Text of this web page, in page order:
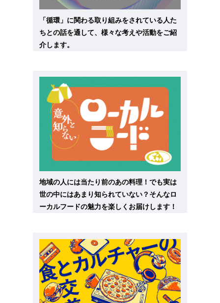
「循環」に関わる取り組みをされている人た
ちとの話を通して、様々な考えや活動をご紹
介します。
地域の人には当たり前のあの料理！でも実は
世の中にはあまり知られていない？そんなロ
ーカルフードの魅力を楽しくお届けします！